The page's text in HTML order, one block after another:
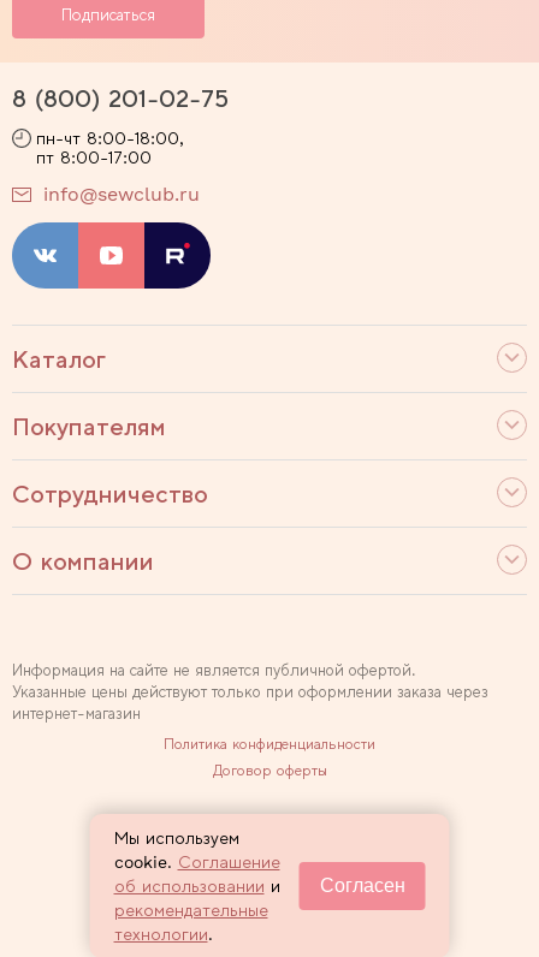
Каталог
Покупателям
Сотрудничество
О компании
8 (800) 201-02-75
пн-чт 8:00-18:00,
пт 8:00-17:00
info@sewclub.ru
2007 — 2026 Sewclub
Информация на сайте не является публичной офертой.
Указанные цены действуют только при оформлении заказа через
интернет-магазин
Политика конфиденциальности
Договор оферты
Мы используем
cookie. Соглашение
об использовании и
рекомендательные
технологии.
Согласен